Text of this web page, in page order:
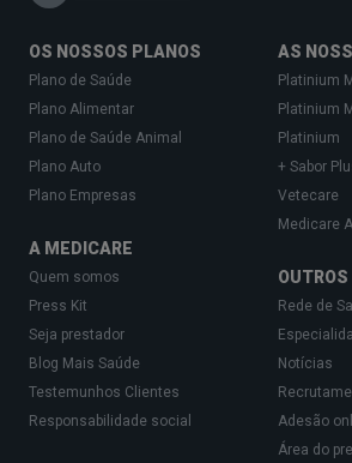
OS NOSSOS PLANOS
Plano de Saúde
Plano Alimentar
Plano de Saúde Animal
Plano Auto
Plano Empresas
A MEDICARE
Quem somos
Press Kit
Seja prestador
Blog Mais Saúde
Testemunhos Clientes
Responsabilidade social
AS
Platinium
Platinium
Platinium
+ Sabor
Vetecare
Medicare
Rede de
Notícias
Adesão
Área do